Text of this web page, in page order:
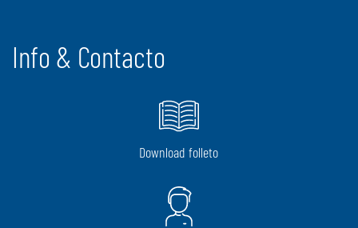
Info & Contacto
Download folleto